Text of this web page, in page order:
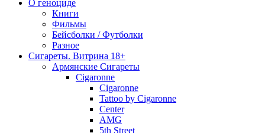
О геноциде
Книги
Фильмы
Бейсболки / Футболки
Разное
Сигареты. Витрина 18+
Армянские Сигареты
Cigaronne
Cigaronne
Tattoo by Cigaronne
Center
AMG
5th Street